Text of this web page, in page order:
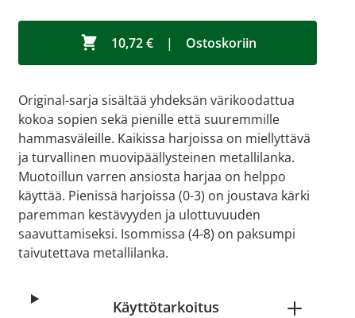
10,72 € | Ostoskoriin
Original-sarja sisältää yhdeksän värikoodattua
kokoa sopien sekä pienille että suuremmille
hammasväleille. Kaikissa harjoissa on miellyttävä
ja turvallinen muovipäällysteinen metallilanka.
Muotoillun varren ansiosta harjaa on helppo
käyttää. Pienissä harjoissa (0-3) on joustava kärki
paremman kestävyyden ja ulottuvuuden
saavuttamiseksi. Isommissa (4-8) on paksumpi
taivutettava metallilanka.
Käyttötarkoitus